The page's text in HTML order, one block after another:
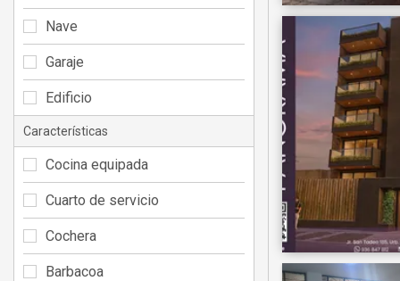
Nave
Garaje
Edificio
Características
Cocina equipada
Cuarto de servicio
Cochera
Barbacoa